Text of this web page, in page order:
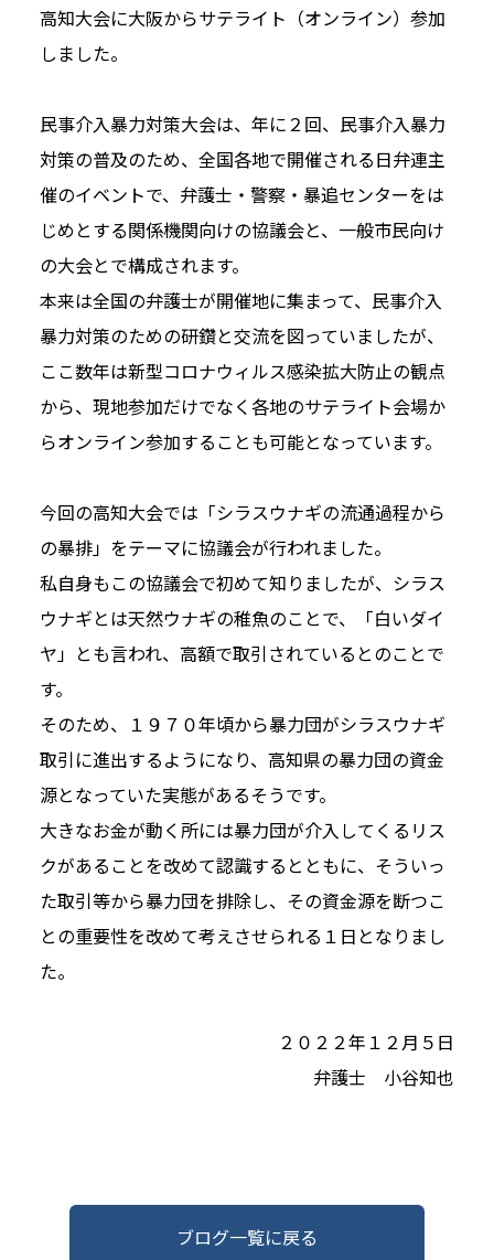
高知大会に大阪からサテライト（オンライン）参加
しました。
民事介入暴力対策大会は、年に２回、民事介入暴力
対策の普及のため、全国各地で開催される日弁連主
催のイベントで、弁護士・警察・暴追センターをは
じめとする関係機関向けの協議会と、一般市民向け
の大会とで構成されます。
本来は全国の弁護士が開催地に集まって、民事介入
暴力対策のための研鑽と交流を図っていましたが、
ここ数年は新型コロナウィルス感染拡大防止の観点
から、現地参加だけでなく各地のサテライト会場か
らオンライン参加することも可能となっています。
今回の高知大会では「シラスウナギの流通過程から
の暴排」をテーマに協議会が行われました。
私自身もこの協議会で初めて知りましたが、シラス
ウナギとは天然ウナギの稚魚のことで、「白いダイ
ヤ」とも言われ、高額で取引されているとのことで
す。
そのため、１９７０年頃から暴力団がシラスウナギ
取引に進出するようになり、高知県の暴力団の資金
源となっていた実態があるそうです。
大きなお金が動く所には暴力団が介入してくるリス
クがあることを改めて認識するとともに、そういっ
た取引等から暴力団を排除し、その資金源を断つこ
との重要性を改めて考えさせられる１日となりまし
た。
２０２２年１２月５日
弁護士 小谷知也
ブログ一覧に戻る